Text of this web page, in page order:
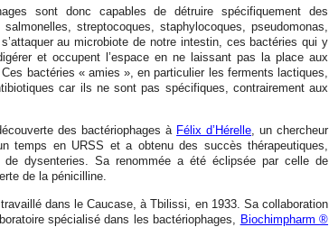
sont donc capables de détruire spécifiquement des
streptocoques, staphylocoques, pseudomonas,
au microbiote de notre intestin, ces bactéries qui y
et occupent l’espace en ne laissant pas la place aux
bactéries « amies », en particulier les ferments lactiques,
car ils ne sont pas spécifiques, contrairement aux
des bactériophages à Félix d’Hérelle, un chercheur
temps en URSS et a obtenu des succès thérapeutiques,
de dysenteries. Sa renommée a été éclipsée par celle de
de la pénicilline.
dans le Caucase, à Tbilissi, en 1933. Sa collaboration
spécialisé dans les bactériophages, Biochimpharm ®